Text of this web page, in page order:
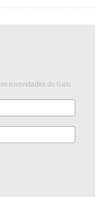
e novidades do Galo